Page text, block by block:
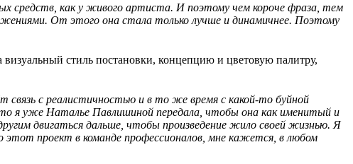
средств, как у живого артиста. И поэтому чем короче фраза, тем
От этого она стала только лучше и динамичнее. Поэтому
стиль постановки, концепцию и цветовую палитру,
связь с реалистичностью и в то же время с какой-то буйной
я уже Наталье Павлишиной передала, чтобы она как именитый и
двигаться дальше, чтобы произведение жило своей жизнью. Я
проект в команде профессионалов, мне кажется, в любом